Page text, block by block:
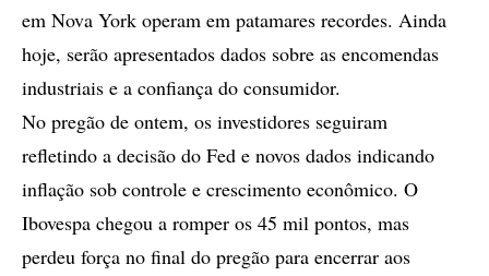
em Nova York operam em patamares recordes. Ainda
hoje, serão apresentados dados sobre as encomendas
industriais e a confiança do consumidor.
No pregão de ontem, os investidores seguiram
refletindo a decisão do Fed e novos dados indicando
inflação sob controle e crescimento econômico. O
Ibovespa chegou a romper os 45 mil pontos, mas
perdeu força no final do pregão para encerrar aos